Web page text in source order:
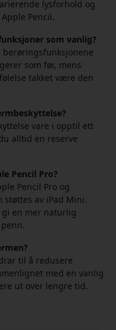
lysforhold og
Pencil.
som vanlig?
berøringsfunksjonene
som før, mens
takket være den
vare i opptil ett
alltid en reserve
Pencil Pro?
Pencil Pro og
av iPad Mini.
en mer naturlig
til å redusere
med en vanlig
ut over lengre tid.